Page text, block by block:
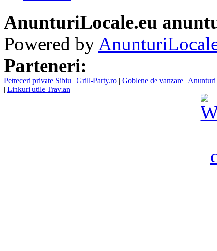
AnunturiLocale.eu
Powered by
Parteneri:
Petreceri private Sibiu | Grill-Party.ro | Goblene de vanzare | Anunturi
| Linkuri utile Travian |